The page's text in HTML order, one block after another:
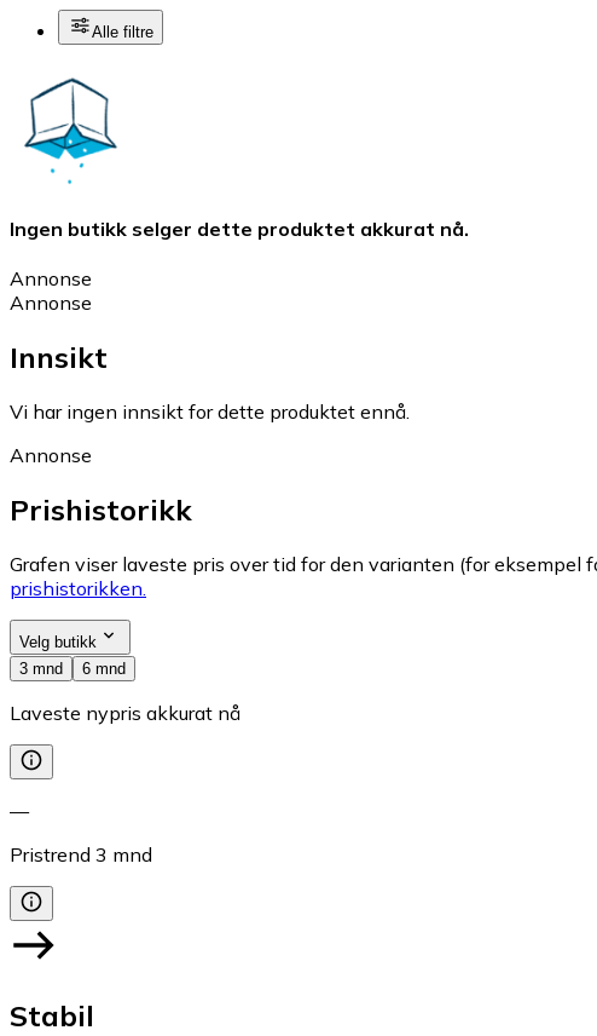
Alle filtre
Ingen butikk selger dette produktet akkurat nå.
Annonse
Annonse
Innsikt
Vi har ingen innsikt for dette produktet ennå.
Annonse
Prishistorikk
Grafen viser laveste pris over tid for den varianten (for
prishistorikken.
Velg butikk
3 mnd
6 mnd
Laveste nypris akkurat nå
—
Pristrend 3 mnd
Stabil